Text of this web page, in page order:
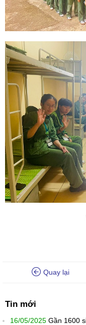
Quay lại
Tin mới
16/05/2025 Gần 1600